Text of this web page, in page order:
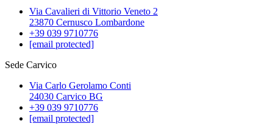
Via Cavalieri di Vittorio Veneto 2
23870 Cernusco Lombardone
+39 039 9710776
[email protected]
Sede Carvico
Via Carlo Gerolamo Conti
24030 Carvico BG
+39 039 9710776
[email protected]